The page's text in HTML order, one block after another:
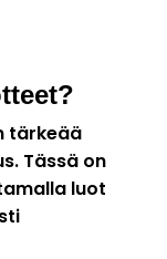
tärkeää
Tässä on
luot